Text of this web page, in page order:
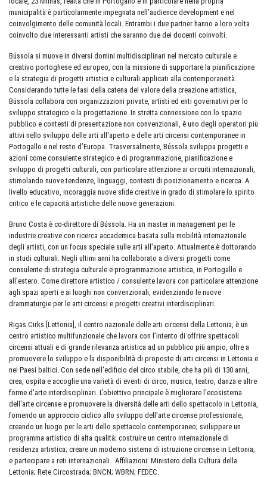
municipalità è particolarmente impegnata nell’audience development e nel
coinvolgimento delle comunità locali. Entrambi i due partner hanno a loro volta
coinvolto due interessanti artisti che saranno due dei docenti coinvolti.
Bússola si muove in diversi domini multidisciplinari nel mercato culturale e
creativo portoghese ed europeo, con la missione di supportare la pianificazione
e la strategia di progetti artistici e culturali applicati alla contemporaneità.
Considerando tutte le fasi della catena del valore della creazione artistica,
Bússola collabora con organizzazioni private, artisti ed enti governativi per lo
sviluppo strategico e la progettazione. In stretta connessione con lo spazio
pubblico e contesti di presentazione non convenzionali, è uno degli operatori più
attivi nello sviluppo delle arti all'aperto e delle arti circensi contemporanee in
Portogallo e nel resto d’Europa. Trasversalmente, Bússola sviluppa progetti e
azioni come consulente strategico e di programmazione, pianificazione e
sviluppo di progetti culturali, con particolare attenzione ai circuiti internazionali,
stimolando nuove tendenze, linguaggi, contesti di posizionamento e ricerca. A
livello educativo, incoraggia nuove sfide creative in grado di stimolare lo spirito
critico e le capacità artistiche delle nuove generazioni.
Bruno Costa è co-direttore di Bússola. Ha un master in management per le
industrie creative con ricerca accademica basata sulla mobilità internazionale
degli artisti, con un focus speciale sulle arti all'aperto. Attualmente è dottorando
in studi culturali. Negli ultimi anni ha collaborato a diversi progetti come
consulente di strategia culturale e programmazione artistica, in Portogallo e
all'estero. Come direttore artistico / consulente lavora con particolare attenzione
agli spazi aperti e ai luoghi non convenzionali, evidenziando le nuove
drammaturgie per le arti circensi e progetti creativi interdisciplinari.
Rigas Cirks [Lettonia], il centro nazionale delle arti circensi della Lettonia, è un
centro artistico multifunzionale che lavora con l’intento di offrire spettacoli
circensi attuali e di grande rilevanza artistica ad un pubblico più ampio, oltre a
promuovere lo sviluppo e la disponibilità di proposte di arti circensi in Lettonia e
nei Paesi baltici. Con sede nell'edificio del circo stabile, che ha più di 130 anni,
crea, ospita e accoglie una varietà di eventi di circo, musica, teatro, danza e altre
forme d'arte interdisciplinari. L’obiettivo principale è migliorare l'ecosistema
dell'arte circense e promuovere la diversità delle arti dello spettacolo in Lettonia,
fornendo un approccio ciclico allo sviluppo dell'arte circense professionale,
creando un luogo per le arti dello spettacolo contemporaneo; sviluppare un
programma artistico di alta qualità; costruire un centro internazionale di
residenza artistica; creare un moderno sistema di istruzione circense in Lettonia;
e partecipare a reti internazionali. Affiliazioni: Ministero della Cultura della
Lettonia; Rete Circostrada; BNCN; WBRN; FEDEC.